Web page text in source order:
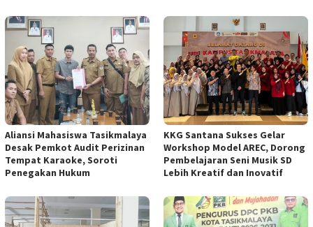
Aliansi Mahasiswa Tasikmalaya
Desak Pemkot Audit Perizinan
Tempat Karaoke, Soroti
Penegakan Hukum
KKG Santana Sukses Gelar
Workshop Model AREC, Dorong
Pembelajaran Seni Musik SD
Lebih Kreatif dan Inovatif